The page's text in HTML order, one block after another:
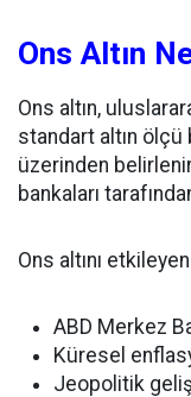
Ons Altın
Ons altın,
standart altın ölçü
üzerinden
bankaları
Ons altını
ABD Merkez
Küresel
Jeopolitik